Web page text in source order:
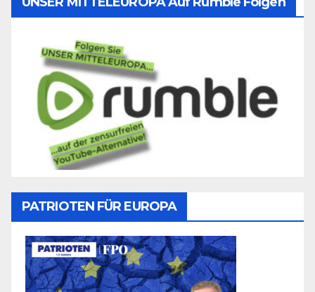
PATRIOTEN FÜR EUROPA